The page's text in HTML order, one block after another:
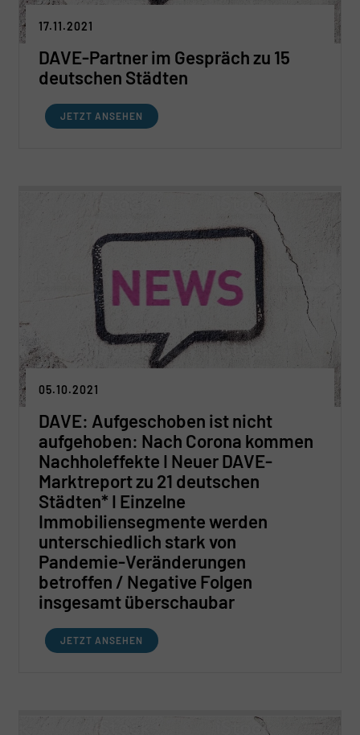
17.11.2021
DAVE-Partner im Gespräch zu 15
deutschen Städten
JETZT ANSEHEN
05.10.2021
DAVE: Aufgeschoben ist nicht
aufgehoben: Nach Corona kommen
Nachholeffekte I Neuer DAVE-
Marktreport zu 21 deutschen
Städten* I Einzelne
Immobiliensegmente werden
unterschiedlich stark von
Pandemie-Veränderungen
betroffen / Negative Folgen
insgesamt überschaubar
JETZT ANSEHEN